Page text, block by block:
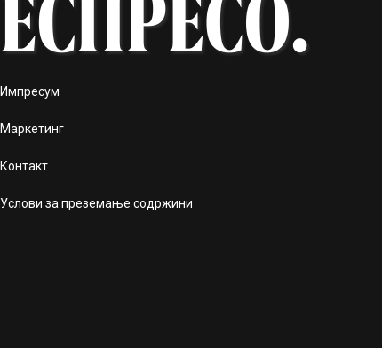
Импресум
Маркетинг
Контакт
Услови за преземање содржини